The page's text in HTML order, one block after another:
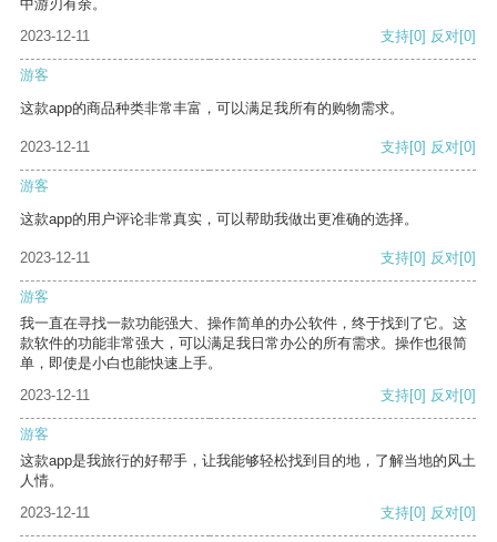
中游刃有余。
2023-12-11
支持[0] 反对[0]
游客
这款app的商品种类非常丰富，可以满足我所有的购物需求。
2023-12-11 支持[0] 反对[0]
游客
这款app的用户评论非常真实，可以帮助我做出更准确的选择。
2023-12-11 支持[0] 反对[0]
游客
我一直在寻找一款功能强大、操作简单的办公软件，终于找到了它。这
款软件的功能非常强大，可以满足我日常办公的所有需求。操作也很简
单，即使是小白也能快速上手。
2023-12-11
支持[0] 反对[0]
游客
这款app是我旅行的好帮手，让我能够轻松找到目的地，了解当地的风土
人情。
2023-12-11
支持[0] 反对[0]